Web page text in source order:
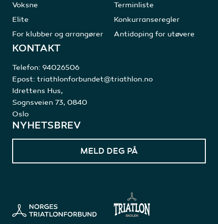
Voksne
Elite
For klubber og arrangører
Terminliste
Konkurranseregler
Antidoping for utøvere
KONTAKT
Telefon: 94026506
Epost: triathlonforbundet@triathlon.no
Idrettens Hus,
Sognsveien 73, 0840
Oslo
NYHETSBREV